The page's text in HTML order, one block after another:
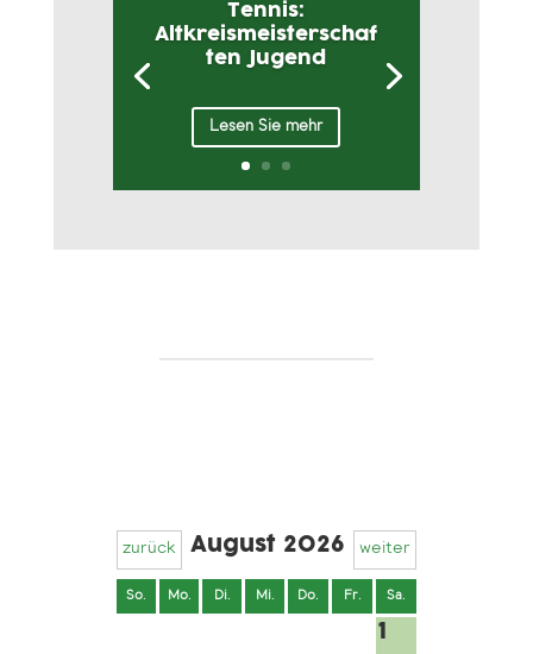
Tennis:
Altkreismeisterschaf
ten Jugend
Lesen Sie mehr
zurück August 2026 weiter
So. Mo. Di. Mi. Do. Fr. Sa.
1